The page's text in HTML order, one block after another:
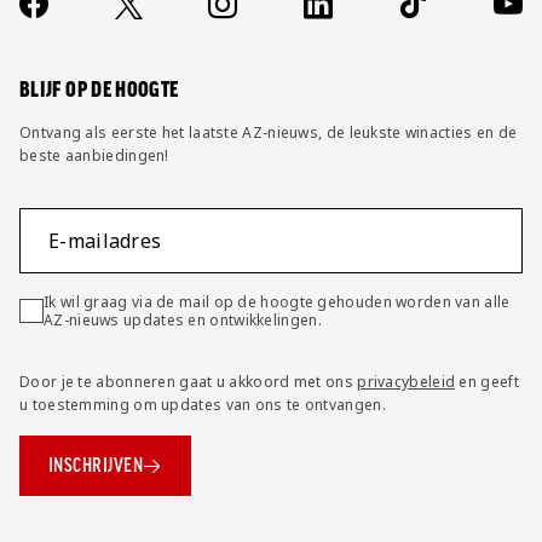
FAQ
BLIJF OP DE HOOGTE
Ontvang als eerste het laatste AZ-nieuws, de leukste winacties en de
beste aanbiedingen!
E-mailadres
Ik wil graag via de mail op de hoogte gehouden worden van alle
AZ-nieuws updates en ontwikkelingen.
Door je te abonneren gaat u akkoord met onsprivacybeleid en geeft
u toestemming om updates van ons te ontvangen.
INSCHRIJVEN